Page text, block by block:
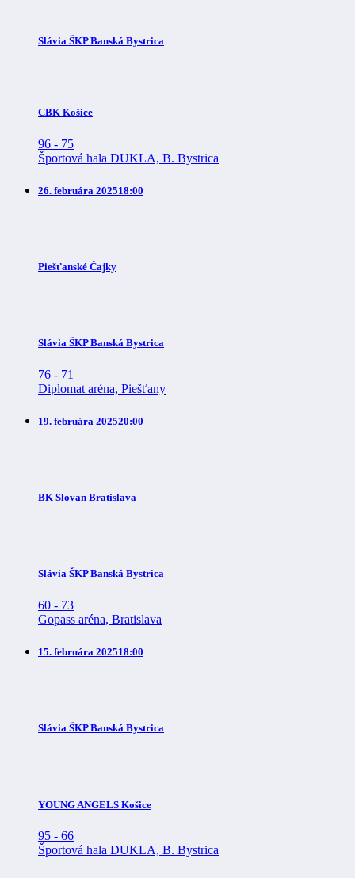
Slávia ŠKP Banská Bystrica
CBK Košice
96 - 75
Športová hala DUKLA, B. Bystrica
26. februára 202518:00
Piešťanské Čajky
Slávia ŠKP Banská Bystrica
76 - 71
Diplomat aréna, Piešťany
19. februára 202520:00
BK Slovan Bratislava
Slávia ŠKP Banská Bystrica
60 - 73
Gopass aréna, Bratislava
15. februára 202518:00
Slávia ŠKP Banská Bystrica
YOUNG ANGELS Košice
95 - 66
Športová hala DUKLA, B. Bystrica